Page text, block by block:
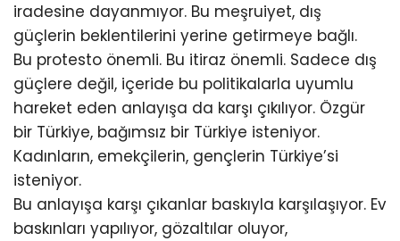
iradesine dayanmıyor. Bu meşruiyet, dış
güçlerin beklentilerini yerine getirmeye bağlı.
Bu protesto önemli. Bu itiraz önemli. Sadece dış
güçlere değil, içeride bu politikalarla uyumlu
hareket eden anlayışa da karşı çıkılıyor. Özgür
bir Türkiye, bağımsız bir Türkiye isteniyor.
Kadınların, emekçilerin, gençlerin Türkiye’si
isteniyor.
Bu anlayışa karşı çıkanlar baskıyla karşılaşıyor. Ev
baskınları yapılıyor, gözaltılar oluyor,